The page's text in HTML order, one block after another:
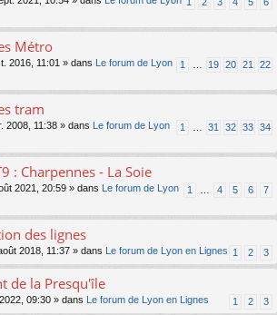
Métro
1 19 20 21 22
2016, 11:01 » dans
Le forum de Lyon
tram
1 31 32 33 34
2008, 11:38 » dans
Le forum de Lyon
: Charpennes - La Soie
1 4 5 6 7
2021, 20:59 » dans
Le forum de Lyon
des lignes
1 2 3
2018, 11:37 » dans Le forum de Lyon en Lignes
de la Presqu'île
1 2 3
09:30 » dans Le forum de Lyon en Lignes